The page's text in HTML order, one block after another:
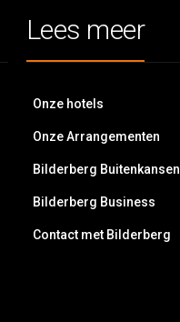
Lees meer
Onze hotels
Onze Arrangementen
Bilderberg Buitenkansen
Bilderberg Business
Contact met Bilderberg